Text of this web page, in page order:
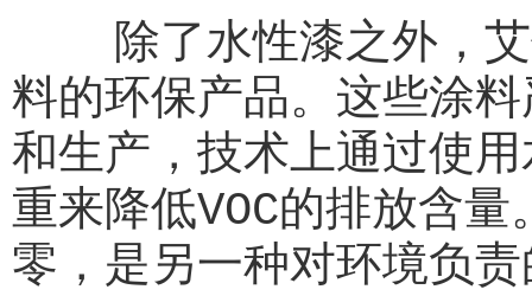
除了水性漆之外，艾
料的环保产品。这些涂
和生产，技术上通过使
重来降低VOC的排放含
零，是另一种对环境负